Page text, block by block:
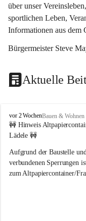
über unser
sportlichen Leben,
Informationen aus dem
Bürgermeister Steve
Aktuelle
F
r
a
e
r
n
vor 2 WochenBauen & Wohnen
🚧 Hinweis
Lädele 🚧
Aufgrund der Baustelle
verbundenen Sperrungen
zum Altpapiercontainer/